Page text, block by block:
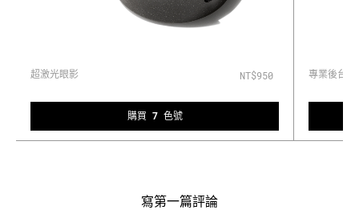
超激光眼影 NT$950
購買 7 色號
專業後台睫
寫第一篇評論